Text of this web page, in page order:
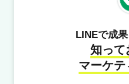
LINEで成
知って
マーケテ